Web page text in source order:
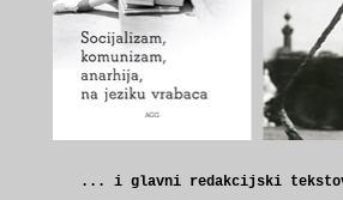
... i glavni redakcijski